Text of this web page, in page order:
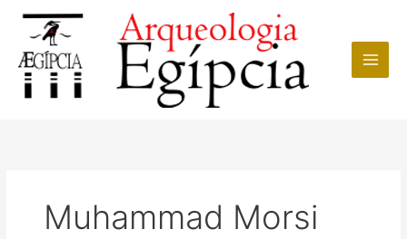
conteúdo
Muhammad Morsi